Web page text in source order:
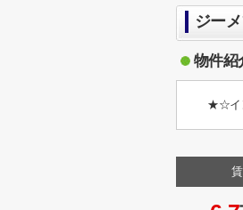
ジー
物件紹
★☆イ